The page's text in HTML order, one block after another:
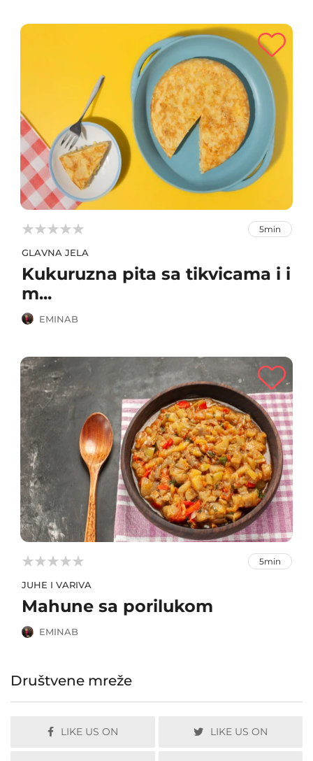


 5min
GLAVNA JELA
Kukuruzna pita sa tikvicama i i
m...
EMINAB


 5min
JUHE I VARIVA
Mahune sa porilukom
EMINAB
Društvene mreže
LIKE US ON LIKE US ON